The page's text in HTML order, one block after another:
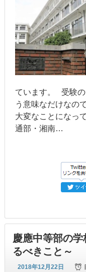
ています。 受験
う意味なだけなの
大変なことになっ
通部・湘南…
慶應中等部の
るべきこと～
2018年12月22日